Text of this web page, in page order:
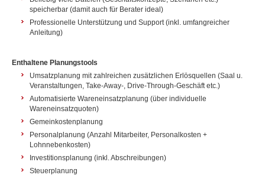
speicherbar (damit auch für Berater ideal)
Professionelle Unterstützung und Support (inkl. umfangreicher
Anleitung)
Enthaltene Planungstools
Umsatzplanung mit zahlreichen zusätzlichen Erlösquellen (Saal u.
Veranstaltungen, Take-Away-, Drive-Through-Geschäft etc.)
Automatisierte Wareneinsatzplanung (über individuelle
Wareneinsatzquoten)
Gemeinkostenplanung
Personalplanung (Anzahl Mitarbeiter, Personalkosten +
Lohnnebenkosten)
Investitionsplanung (inkl. Abschreibungen)
Steuerplanung